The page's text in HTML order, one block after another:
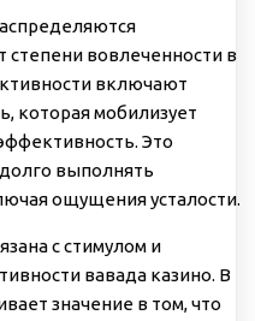
степени вовлеченности в
включают
которая мобилизует
Это
выполнять
ощущения усталости.
с стимулом и
вавада казино. В
значение в том, что